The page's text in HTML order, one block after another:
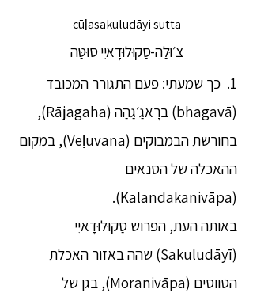
cūḷasakuludāyi sutta
צ׳וּלַה-סַקוּלוּדָאיִי סוּטַּה
1. כך שמעתי: פעם התגורר המכובד
(bhagavā) ברָאגַ׳גַהַה (Rājagaha),
בחורשת הבמבוקים (Veḷuvana), במקום
ההאכלה של הסנאים
(Kalandakanivāpa).
באותה העת, הפרוש סַקוּלוּדָאיִי
(Sakuludāyī) שהה באזור האכלת
הטווסים (Moranivāpa), בגן של